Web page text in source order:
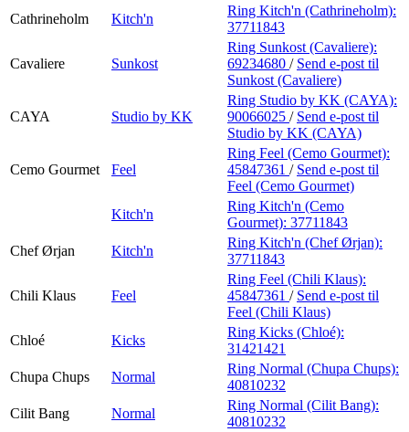
Cathrineholm
Kitch'n
Ring Kitch'n (Cathrineholm):
37711843
Cavaliere Sunkost
Ring Sunkost (Cavaliere):
69234680 / Send e-post til
Sunkost (Cavaliere)
CAYA Studio by KK
Ring Studio by KK (CAYA):
90066025 / Send e-post til
Studio by KK (CAYA)
Cemo Gourmet Feel
Ring Feel (Cemo Gourmet):
45847361 / Send e-post til
Feel (Cemo Gourmet)
Kitch'n
Ring Kitch'n (Cemo
Gourmet): 37711843
Chef Ørjan
Kitch'n
Ring Kitch'n (Chef Ørjan):
37711843
Chili Klaus Feel
Ring Feel (Chili Klaus):
45847361 / Send e-post til
Feel (Chili Klaus)
Chloé
Kicks
Ring Kicks (Chloé):
31421421
Chupa Chups
Normal
Ring Normal (Chupa Chups):
40810232
Cilit Bang
Normal
Ring Normal (Cilit Bang):
40810232